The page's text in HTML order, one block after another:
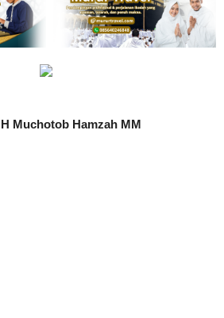
Muchotob Hamzah MM